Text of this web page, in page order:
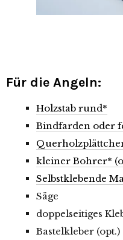
Für die Angeln:
Holzstab rund*
Bindfarden oder
kleiner Bohrer*
Selbstklebende
Säge
doppelseitiges
Bastelkleber (opt.)